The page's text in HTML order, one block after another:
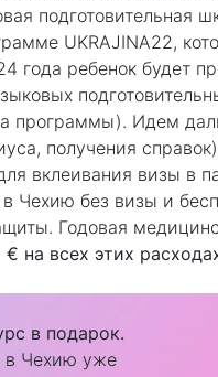
подготовительная
UKRAJINA22,
года ребенок будет
программы). Идем
получения
вклеивания визы в
Чехию без визы и
Годовая
всех этих
в подарок.
в Чехию уже